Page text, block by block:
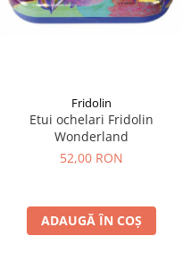
Fridolin
Etui ochelari Fridolin
Wonderland
52,00 RON
ADAUGĂ ÎN COȘ